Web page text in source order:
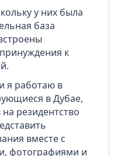
у них была
база
к
я работаю в
в Дубае,
резидентство
вместе с
фотографиями и